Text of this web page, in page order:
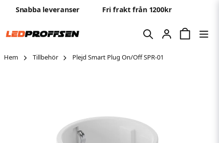
Snabba leveranser Fri frakt från 1200kr
Hem Tillbehör Plejd Smart Plug On/Off SPR-01